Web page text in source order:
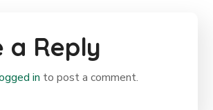
a Reply
in to post a comment.